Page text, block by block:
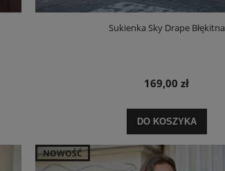
Sukienka Sky Drape Błękitna
169,00 zł
DO KOSZYKA
NOWOŚĆ